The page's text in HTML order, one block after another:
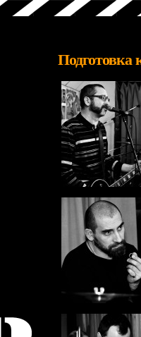
Подготовка